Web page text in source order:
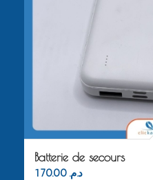
Batterie de secours
د.م. 170.00